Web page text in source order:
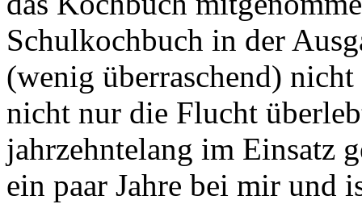
Schulkochbuch in der
(wenig überraschend)
nicht nur die Flucht
jahrzehntelang im Einsatz
ein paar Jahre bei mir und